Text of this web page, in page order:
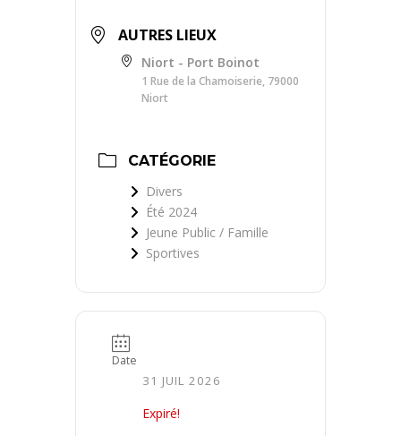
AUTRES LIEUX
Niort - Port Boinot
1 Rue de la Chamoiserie, 79000
Niort
CATÉGORIE
Divers
Été 2024
Jeune Public / Famille
Sportives
Date
31 JUIL 2026
Expiré!